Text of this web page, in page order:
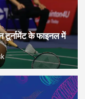
टूर्नामेंट के फाइनल में